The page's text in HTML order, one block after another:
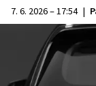
7. 6. 2026 – 17:54 |